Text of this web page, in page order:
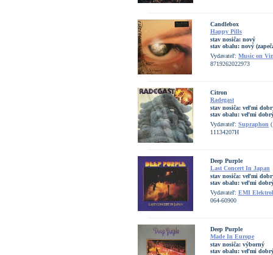
Candlebox
Happy Pills
stav nosiča: nový
stav obalu: nový
Vydavateľ: Music on
8719262022973
Citron
Radegast
stav nosiča: veľmi
stav obalu: veľmi
Vydavateľ: Supraphon
11134207H
Deep Purple
Last Concert In Japan
stav nosiča: veľmi
stav obalu: veľmi
Vydavateľ: EMI
064-60900
Deep Purple
Made In Europe
stav nosiča: výborný
stav obalu: veľmi